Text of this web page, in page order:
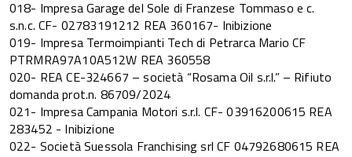
018- Impresa Garage del Sole di Franzese Tommaso e c.
s.n.c. CF- 02783191212 REA 360167- Inibizione
019- Impresa Termoimpianti Tech di Petrarca Mario CF
PTRMRA97A10A512W REA 360558
020- REA CE-324667 – società “Rosama Oil s.r.l.” – Rifiuto
domanda prot.n. 86709/2024
021- Impresa Campania Motori s.r.l. CF- 03916200615 REA
283452 - Inibizione
022- Società Suessola Franchising srl CF 04792680615 REA